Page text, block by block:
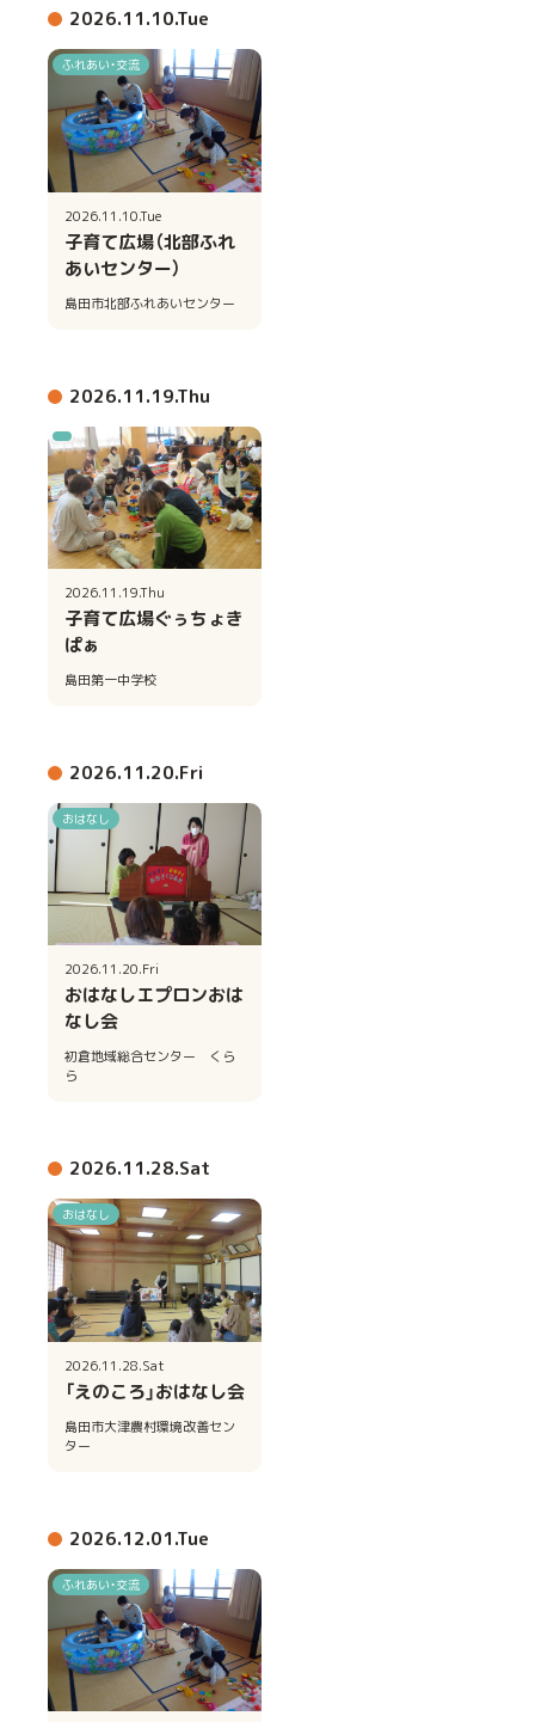
2026.11.10.Tue
ふれあい・交流
2026.11.10.Tue
子育て広場（北部ふれ
あいセンター）
島田市北部ふれあいセンター
2026.11.19.Thu
2026.11.19.Thu
子育て広場ぐぅちょき
ぱぁ
島田第一中学校
2026.11.20.Fri
おはなし
2026.11.20.Fri
おはなしエプロンおは
なし会
初倉地域総合センター くら
ら
2026.11.28.Sat
おはなし
2026.11.28.Sat
「えのころ」おはなし会
島田市大津農村環境改善セン
ター
2026.12.01.Tue
ふれあい・交流